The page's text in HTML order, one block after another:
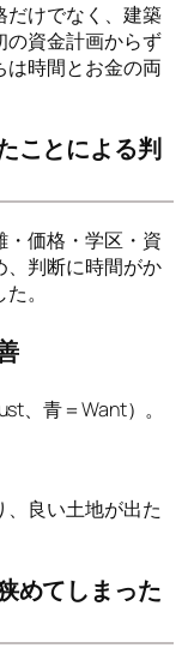
だけでなく、建築
の資金計画からず
は時間とお金の両
ことによる判
・価格・学区・資
、判断に時間がか
。
、青＝Want）。
、良い土地が出た
めてしまった